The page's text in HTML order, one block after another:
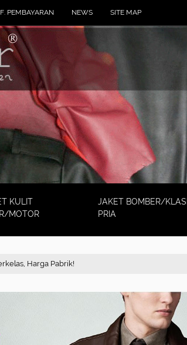
PEMBAYARAN NEWS SITE MAP
KULIT
MOTOR
JAKET BOMBER/
PRIA
Harga Pabrik!